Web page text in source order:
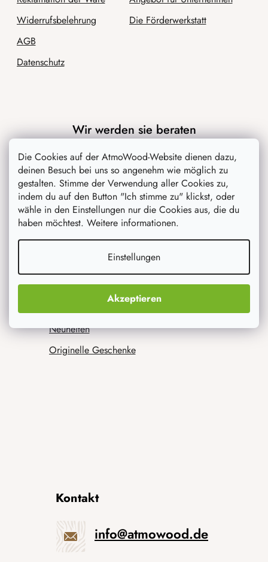
Die Cookies auf der AtmoWood-Website dienen dazu,
deinen Besuch bei uns so angenehm wie möglich zu
gestalten. Stimme der Verwendung aller Cookies zu,
indem du auf den Button "Ich stimme zu" klickst, oder
wähle in den Einstellungen nur die Cookies aus, die du
haben möchtest. Weitere informationen.
Einstellungen
Akzeptieren
Widerrufsbelehrung
AGB
Datenschutz
Die Förderwerkstatt
Wir werden sie beraten
Blog
Inspiration
Was interessiert dich am meisten
Neuheiten
Originelle Geschenke
Kontakt
info@atmowood.de